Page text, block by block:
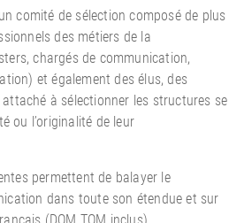
comité de sélection composé de plus
des métiers de la
chargés de communication,
et également des élus, des
à sélectionner les structures se
ou l’originalité de leur
permettent de balayer le
dans toute son étendue et sur